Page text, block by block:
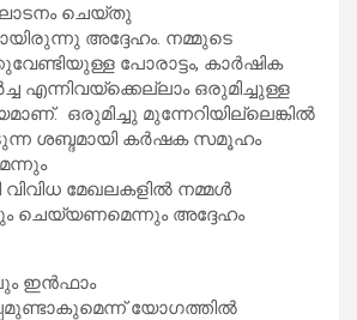
ചെയ്തു
അദ്ദേഹം. നമ്മുടെ
പോരാട്ടം, കാര്‍ഷിക
എന്നിവയ്‌ക്കെല്ലാം ഒരുമിച്ചുള്ള
ഒരുമിച്ചു മുന്നേറിയില്ലെങ്കില്‍
ശബ്ദമായി കര്‍ഷക സമൂഹം
മേഖലകളില്‍ നമ്മള്‍
ചെയ്യണമെന്നും അദ്ദേഹം
ഇന്‍ഫാം
യോഗത്തില്‍